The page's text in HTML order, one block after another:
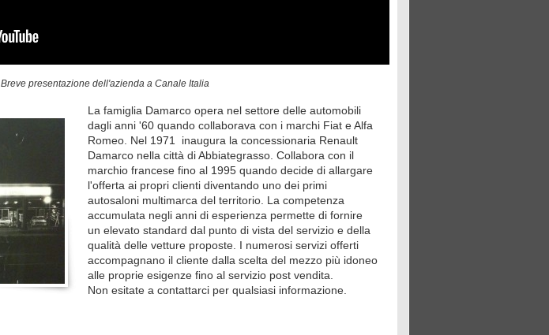
Breve presentazione dell'azienda a Canale Italia
La famiglia Damarco opera nel settore delle automobili
dagli anni '60 quando collaborava con i marchi Fiat e Alfa
Romeo. Nel 1971 inaugura la concessionaria Renault
Damarco nella città di Abbiategrasso. Collabora con il
marchio francese fino al 1995 quando decide di allargare
l'offerta ai propri clienti diventando uno dei primi
autosaloni multimarca del territorio. La competenza
accumulata negli anni di esperienza permette di fornire
un elevato standard dal punto di vista del servizio e della
qualità delle vetture proposte. I numerosi servizi offerti
accompagnano il cliente dalla scelta del mezzo più idoneo
alle proprie esigenze fino al servizio post vendita.
Non esitate a contattarci per qualsiasi informazione.